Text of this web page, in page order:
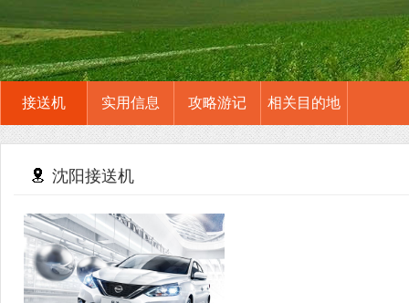
接送机 实用信息 攻略游记 相关目的地
沈阳接送机